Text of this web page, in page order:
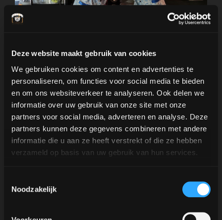
Deze website maakt gebruik van cookies
We gebruiken cookies om content en advertenties te
personaliseren, om functies voor social media te bieden
en om ons websiteverkeer te analyseren. Ook delen we
informatie over uw gebruik van onze site met onze
partners voor social media, adverteren en analyse. Deze
partners kunnen deze gegevens combineren met andere
informatie die u aan ze heeft verstrekt of die ze hebben
verzameld op basis van uw gebruik van hun services.
Noodzakelijk
Koffie op locatie
Naast de juiste mobiele espressobar zorgen de
geur van koffie en de uitgebreide koffiekaart